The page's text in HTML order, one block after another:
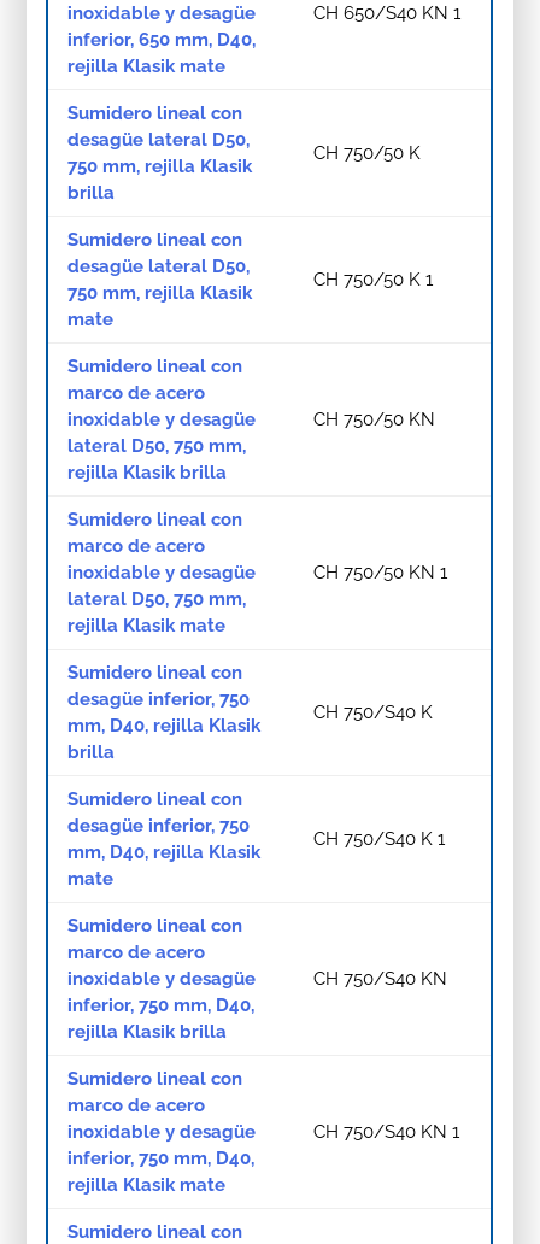
inoxidable y desagüe
inferior, 650 mm, D40,
rejilla Klasik mate
CH 650/S40 KN 1
Sumidero lineal con
desagüe lateral D50,
750 mm, rejilla Klasik
brilla
CH 750/50 K
Sumidero lineal con
desagüe lateral D50,
750 mm, rejilla Klasik
mate
CH 750/50 K 1
Sumidero lineal con
marco de acero
inoxidable y desagüe
lateral D50, 750 mm,
rejilla Klasik brilla
CH 750/50 KN
Sumidero lineal con
marco de acero
inoxidable y desagüe
lateral D50, 750 mm,
rejilla Klasik mate
CH 750/50 KN 1
Sumidero lineal con
desagüe inferior, 750
mm, D40, rejilla Klasik
brilla
CH 750/S40 K
Sumidero lineal con
desagüe inferior, 750
mm, D40, rejilla Klasik
mate
CH 750/S40 K 1
Sumidero lineal con
marco de acero
inoxidable y desagüe
inferior, 750 mm, D40,
rejilla Klasik brilla
CH 750/S40 KN
Sumidero lineal con
marco de acero
inoxidable y desagüe
inferior, 750 mm, D40,
rejilla Klasik mate
CH 750/S40 KN 1
Sumidero lineal con